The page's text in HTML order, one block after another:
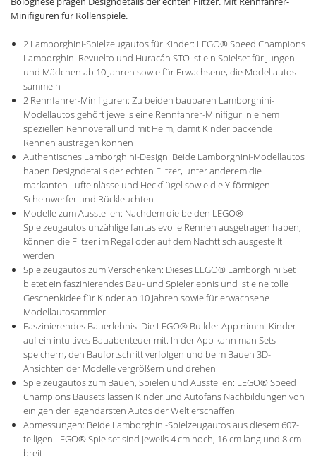
Minifiguren für Rollenspiele.
2 Lamborghini-Spielzeugautos für Kinder: LEGO® Speed Champions
Lamborghini Revuelto und Huracán STO ist ein Spielset für Jungen
und Mädchen ab 10 Jahren sowie für Erwachsene, die Modellautos
sammeln
2 Rennfahrer-Minifiguren: Zu beiden baubaren Lamborghini-
Modellautos gehört jeweils eine Rennfahrer-Minifigur in einem
speziellen Rennoverall und mit Helm, damit Kinder packende
Rennen austragen können
Authentisches Lamborghini-Design: Beide Lamborghini-Modellautos
haben Designdetails der echten Flitzer, unter anderem die
markanten Lufteinlässe und Heckflügel sowie die Y-förmigen
Scheinwerfer und Rückleuchten
Modelle zum Ausstellen: Nachdem die beiden LEGO®
Spielzeugautos unzählige fantasievolle Rennen ausgetragen haben,
können die Flitzer im Regal oder auf dem Nachttisch ausgestellt
werden
Spielzeugautos zum Verschenken: Dieses LEGO® Lamborghini Set
bietet ein faszinierendes Bau- und Spielerlebnis und ist eine tolle
Geschenkidee für Kinder ab 10 Jahren sowie für erwachsene
Modellautosammler
Faszinierendes Bauerlebnis: Die LEGO® Builder App nimmt Kinder
auf ein intuitives Bauabenteuer mit. In der App kann man Sets
speichern, den Baufortschritt verfolgen und beim Bauen 3D-
Ansichten der Modelle vergrößern und drehen
Spielzeugautos zum Bauen, Spielen und Ausstellen: LEGO® Speed
Champions Bausets lassen Kinder und Autofans Nachbildungen von
einigen der legendärsten Autos der Welt erschaffen
Abmessungen: Beide Lamborghini-Spielzeugautos aus diesem 607-
teiligen LEGO® Spielset sind jeweils 4 cm hoch, 16 cm lang und 8 cm
breit